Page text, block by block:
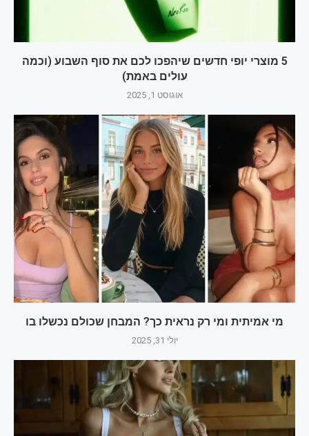
5 מוצרי יופי חדשים שיהפכו לכם את סוף השבוע (וכמה
עולים באמת)
אוגוסט 1, 2025
מי אמיתית ומי רק נראית כך? המבחן שכולם נכשלו בו
יולי 31, 2025